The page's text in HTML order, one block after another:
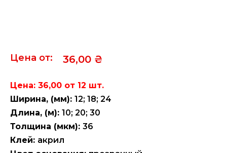
Цена от: 36,00 ₴
Цена: 36,00 от 12 шт.
Ширина, (мм): 12; 18; 24
Длина, (м): 10; 20; 30
Толщина (мкм): 36
Клей: акрил